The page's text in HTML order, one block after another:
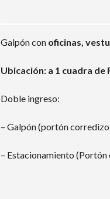
Galpón con oficinas,
Ubicación: a 1 cuadra
Doble ingreso:
– Galpón (portón
– Estacionamiento (Portón